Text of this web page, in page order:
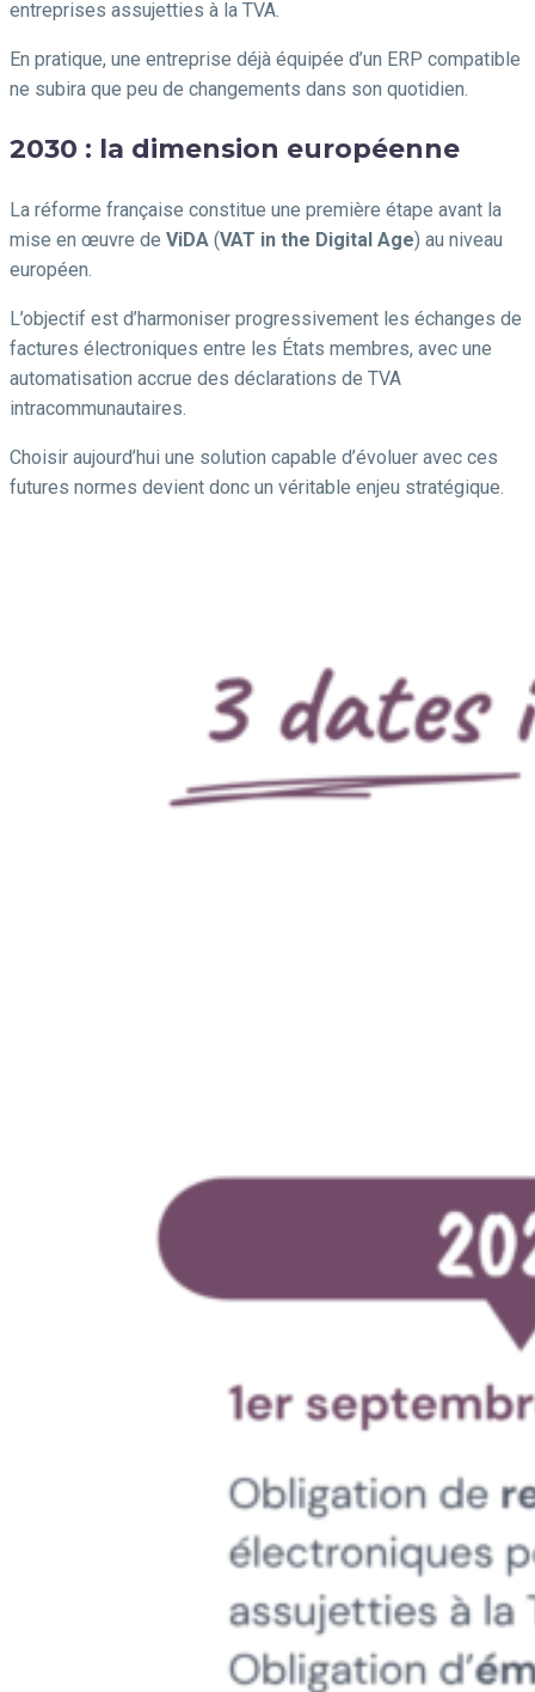
entreprises assujetties à la TVA.
En pratique, une entreprise déjà équipée d’un ERP compatible
ne subira que peu de changements dans son quotidien.
2030 : la dimension européenne
La réforme française constitue une première étape avant la
mise en œuvre de ViDA (VAT in the Digital Age) au niveau
européen.
L’objectif est d’harmoniser progressivement les échanges de
factures électroniques entre les États membres, avec une
automatisation accrue des déclarations de TVA
intracommunautaires.
Choisir aujourd’hui une solution capable d’évoluer avec ces
futures normes devient donc un véritable enjeu stratégique.